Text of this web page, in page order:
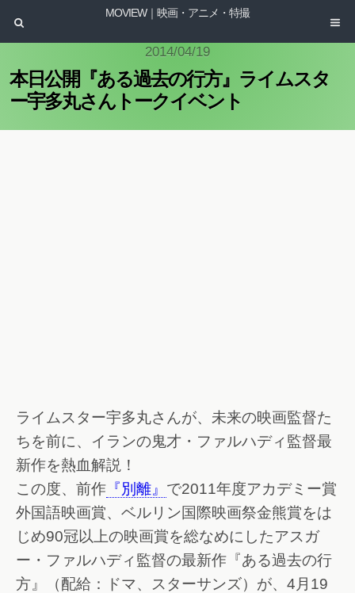
MOVIEW｜映画・アニメ・特撮
2014/04/19
本日公開『ある過去の行方』ライムスタ
ー宇多丸さんトークイベント
ライムスター宇多丸さんが、未来の映画監督た
ちを前に、イランの鬼才・ファルハディ監督最
新作を熱血解説！
この度、前作 『別離』 で2011年度アカデミー賞
外国語映画賞、ベルリン国際映画祭金熊賞をは
じめ90冠以上の映画賞を総なめにしたアスガ
ー・ファルハディ監督の最新作『ある過去の行
方』（配給：ドマ、スターサンズ）が、4月19